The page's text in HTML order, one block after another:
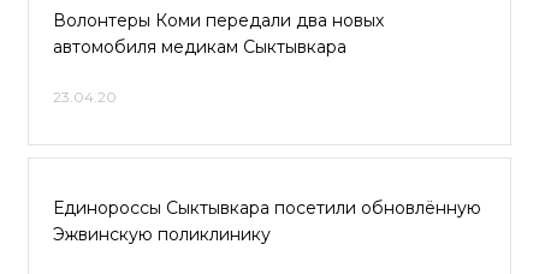
Волонтеры Коми передали два новых
автомобиля медикам Сыктывкара
23.04.20
Единороссы Сыктывкара посетили обновлённую
Эжвинскую поликлинику